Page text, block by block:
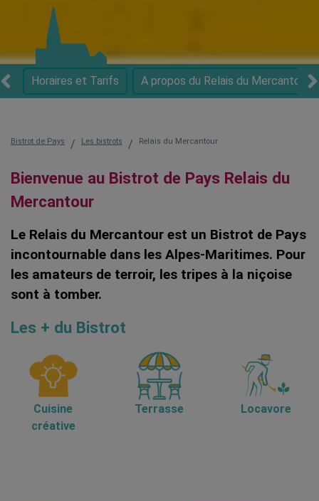
Horaires et Tarifs A propos du Relais du Mercantour
Bistrot de Pays Les bistrots Relais du Mercantour
Bienvenue au Bistrot de Pays Relais du
Mercantour
Le Relais du Mercantour est un Bistrot de Pays
incontournable dans les Alpes-Maritimes. Pour
les amateurs de terroir, les tripes à la niçoise
sont à tomber.
Les + du Bistrot
Cuisine
créative
Terrasse Locavore